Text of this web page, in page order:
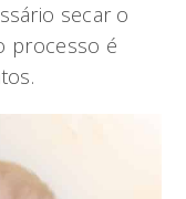
secar o
processo é